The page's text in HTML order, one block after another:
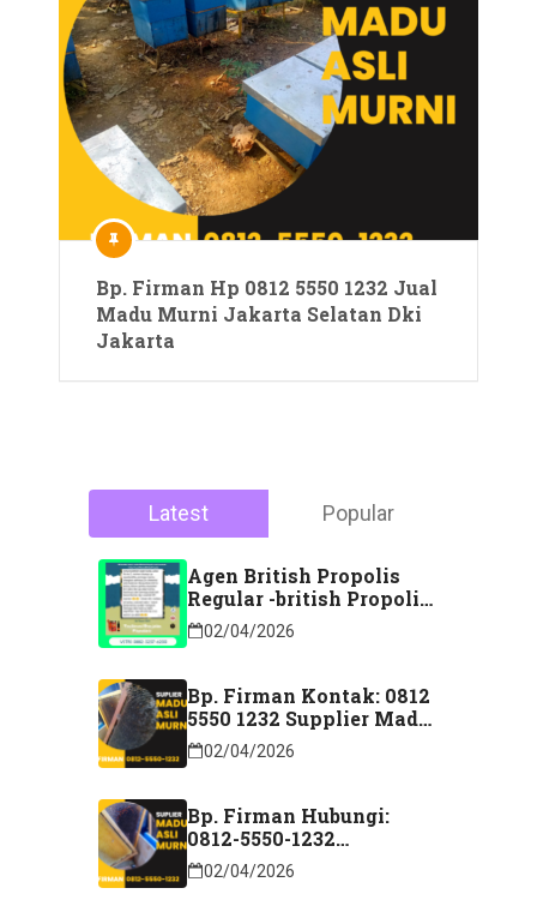
Bp. Firman Hp 0812 5550 1232 Jual
Madu Murni Jakarta Selatan Dki
Jakarta
Latest Popular
Agen British Propolis
Regular -british Propolis
Regular Di Majene
Sulawesi Barat Hubungi
02/04/2026
Bp. Firman Kontak: 0812
5550 1232 Supplier Madu
Asli Murni Sidoarjo
Jawa Timur
02/04/2026
Bp. Firman Hubungi:
0812-5550-1232
Distributor Madu Murni
Lubuk Linggau Sumatera
02/04/2026